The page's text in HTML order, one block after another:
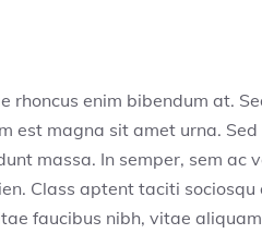
rhoncus enim bibendum at.
est magna sit amet urna.
massa. In semper, sem ac
Class aptent taciti
faucibus nibh, vitae